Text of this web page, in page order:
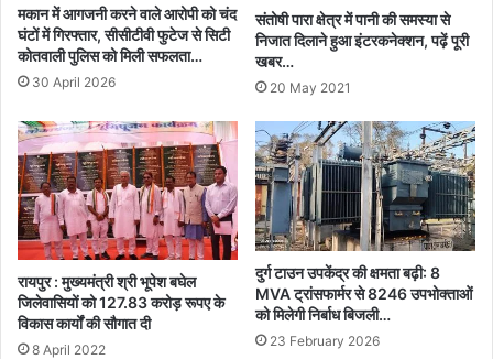
मकान में आगजनी करने वाले आरोपी को चंद
घंटों में गिरफ्तार, सीसीटीवी फुटेज से सिटी
कोतवाली पुलिस को मिली सफलता…
30 April 2026
संतोषी पारा क्षेत्र में पानी की समस्या से
निजात दिलाने हुआ इंटरकनेक्शन, पढ़ें पूरी
खबर…
20 May 2021
रायपुर : मुख्यमंत्री श्री भूपेश बघेल
जिलेवासियों को 127.83 करोड़ रूपए के
विकास कार्यों की सौगात दी
8 April 2022
दुर्ग टाउन उपकेंद्र की क्षमता बढ़ी: 8
MVA ट्रांसफार्मर से 8246 उपभोक्ताओं
को मिलेगी निर्बाध बिजली…
23 February 2026